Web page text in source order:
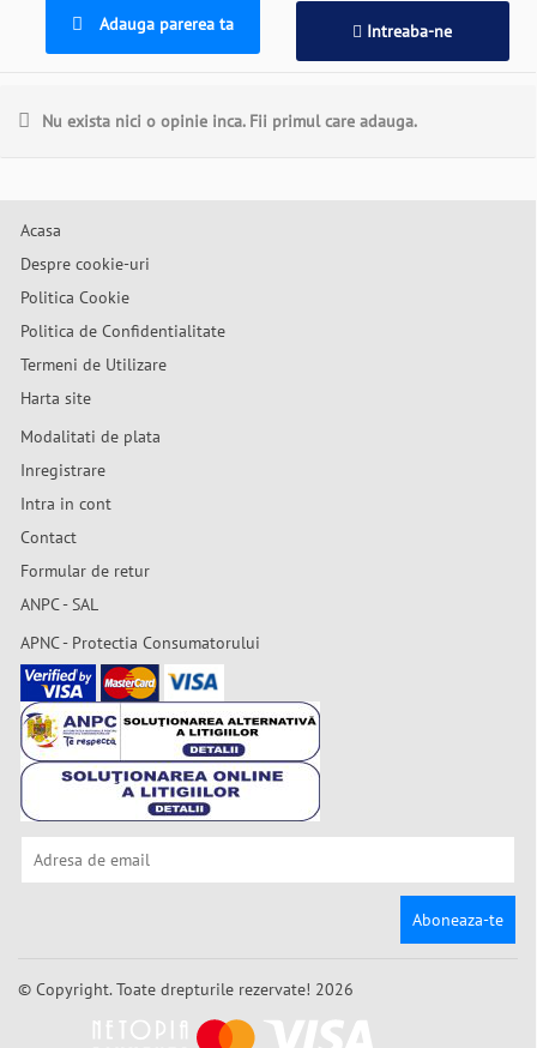
Adauga parerea ta Intreaba-ne
Nu exista nici o opinie inca. Fii primul care adauga.
Acasa
Despre cookie-uri
Politica Cookie
Politica de Confidentialitate
Termeni de Utilizare
Harta site
Modalitati de plata
Inregistrare
Intra in cont
Contact
Formular de retur
ANPC - SAL
APNC - Protectia Consumatorului
Aboneaza-te
© Copyright. Toate drepturile rezervate! 2026